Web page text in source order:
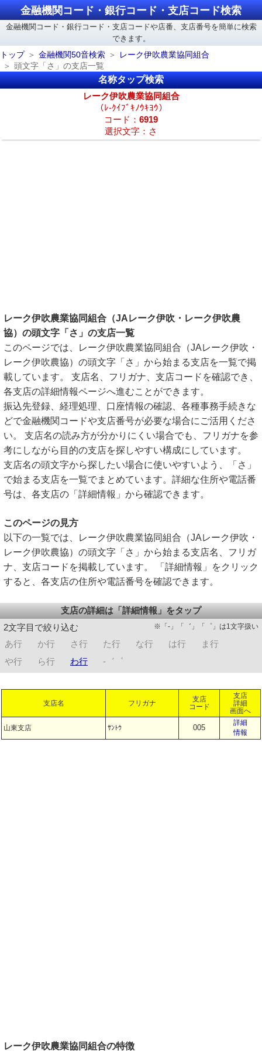
金融機関コード・銀行コード・支店コード検索
金融機関コード・銀行コード・支店コードや店番、支店番号を簡単に検索
できます。
トップ
金融機関50音検索
レーク伊吹農業協同組合
頭文字「さ」の支店一覧
名称タップ検索
レーク伊吹農業協同組合
（ﾚ-ｸｲﾌﾞｷﾉｳｷﾖｳ）
コード： 6919
選択文字：さ
レーク伊吹農業協同組合（JAレーク伊吹・レーク伊吹農
協）の頭文字「さ」の支店一覧
このページでは、レーク伊吹農業協同組合（JAレーク伊吹・
レーク伊吹農協）の頭文字「さ」から始まる支店を一覧で掲
載しています。 支店名、フリガナ、支店コードを確認でき、
各支店の詳細情報ページへ進むことができます。
振込先登録、経理処理、口座情報の確認、各種事務手続きな
どで金融機関コードや支店番号が必要な場合にご活用くださ
い。 支店名の読み方が分かりにくい場合でも、フリガナを参
考にしながら目的の支店を探しやすい構成にしています。
支店名の頭文字から探したい場合に使いやすいよう、「さ」
で始まる支店を一覧でまとめています。詳細な住所や電話番
号は、各支店の「詳細情報」から確認できます。
このページの見方
以下の一覧では、レーク伊吹農業協同組合（JAレーク伊吹・
レーク伊吹農協）の頭文字「さ」から始まる支店名、フリガ
ナ、支店コードを掲載しています。 「詳細情報」をクリック
すると、各支店の住所や電話番号を確認できます。
支店の詳細は「詳細情報」をタップ
2文字目で絞り込む
※「-」「゛」「゜」は1文字扱い
あ行 か行 さ行 た行 な行 は行
ま行
や行
ら行 わ行 -゛゜
支店名 フリガナ
支店
コード
支店
詳細
画面へ
山東支店 ｻﾝﾄｳ 005
詳細
情報
レーク伊吹農業協同組合の特徴